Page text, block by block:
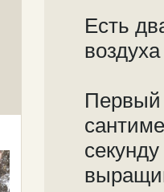
Есть
Первый